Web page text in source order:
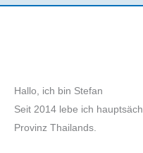
Hallo, ich bin Stefan
Seit 2014 lebe ich
Provinz Thailands.